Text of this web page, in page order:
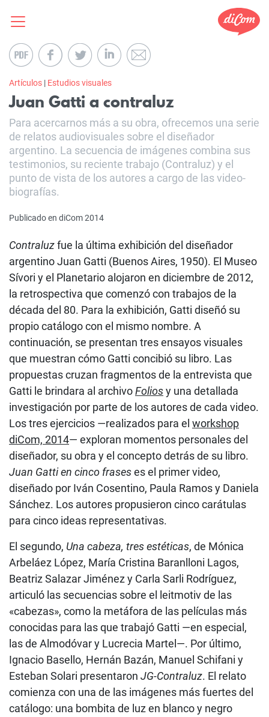
Artículos | Estudios visuales
Juan Gatti a contraluz
Para acercarnos más a su obra, ofrecemos una serie
de relatos audiovisuales sobre el diseñador
argentino. La secuencia de imágenes combina sus
testimonios, su reciente trabajo (Contraluz) y el
punto de vista de los autores a cargo de las video-
biografías.
Publicado en diCom 2014
Contraluzfue la última exhibición del diseñador
argentino Juan Gatti (Buenos Aires, 1950). El Museo
Sívori y el Planetario alojaron en diciembre de 2012,
la retrospectiva que comenzó con trabajos de la
década del 80. Para la exhibición, Gatti diseñó su
propio catálogo con el mismo nombre. A
continuación, se presentan tres ensayos visuales
que muestran cómo Gatti concibió su libro. Las
propuestas cruzan fragmentos de la entrevista que
Gatti le brindara al archivoFoliosy una detallada
investigación por parte de los autores de cada video.
Los tres ejercicios —realizados para el workshop
diCom, 2014— exploran momentos personales del
diseñador, su obra y el concepto detrás de su libro.
Juan Gatti en cinco fraseses el primer video,
diseñado por Iván Cosentino, Paula Ramos y Daniela
Sánchez. Los autores propusieron cinco carátulas
para cinco ideas representativas.
El segundo, Una cabeza, tres estéticas, de Mónica
Arbeláez López, María Cristina Baranlloni Lagos,
Beatriz Salazar Jiménez y Carla Sarli Rodríguez,
articuló las secuencias sobre el leitmotiv de las
«cabezas», como la metáfora de las películas más
conocidas para las que trabajó Gatti —en especial,
las de Almodóvar y Lucrecia Martel—. Por último,
Ignacio Basello, Hernán Bazán, Manuel Schifani y
Esteban Solari presentaron JG-Contraluz. El relato
comienza con una de las imágenes más fuertes del
catálogo: una bombita de luz en blanco y negro